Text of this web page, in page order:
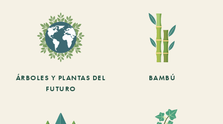
ÁRBOLES Y PLANTAS DEL
FUTURO
BAMBÚ